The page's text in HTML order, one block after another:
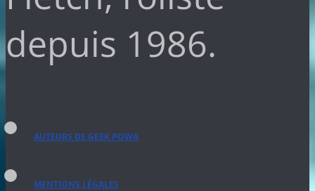
depuis 1986.
AUTEURS DE GEEK POWA
MENTIONS LÉGALES